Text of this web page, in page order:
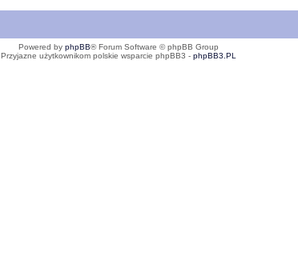
Powered by phpBB® Forum Software © phpBB Group
Przyjazne użytkownikom polskie wsparcie phpBB3 - phpBB3.PL